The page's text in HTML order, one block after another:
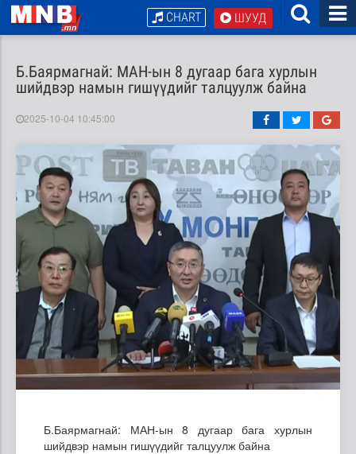
ШУУД
CHART
Б.Баярмагнай: МАН-ын 8 дугаар бага хурлын
шийдвэр намын гишүүдийг талцуулж байна
2025-10-04 10:45:00
Б.Баярмагнай: МАН-ын 8 дугаар бага хурлын
шийдвэр намын гишүүдийг талцуулж байна